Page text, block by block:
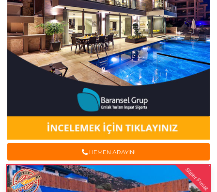
HEMEN ARAYIN!
Süper Fırsat